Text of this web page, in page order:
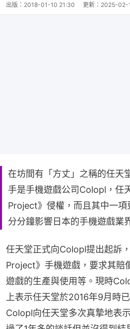
出版： 2018-01-10 21:30 更新： 2025-02-
在坊間有「方丈」之稱的任天
手是手機遊戲公司Colopl，任
Project》侵權，而且其中一
分分鐘影響日本的手機遊戲業
任天堂正式向Colopl提出起訴
Project》手機遊戲，要求其賠
遊戲的生產與使用等。現時
上表示任天堂於2016年9月時
Colopl向任天堂多次真摯地表